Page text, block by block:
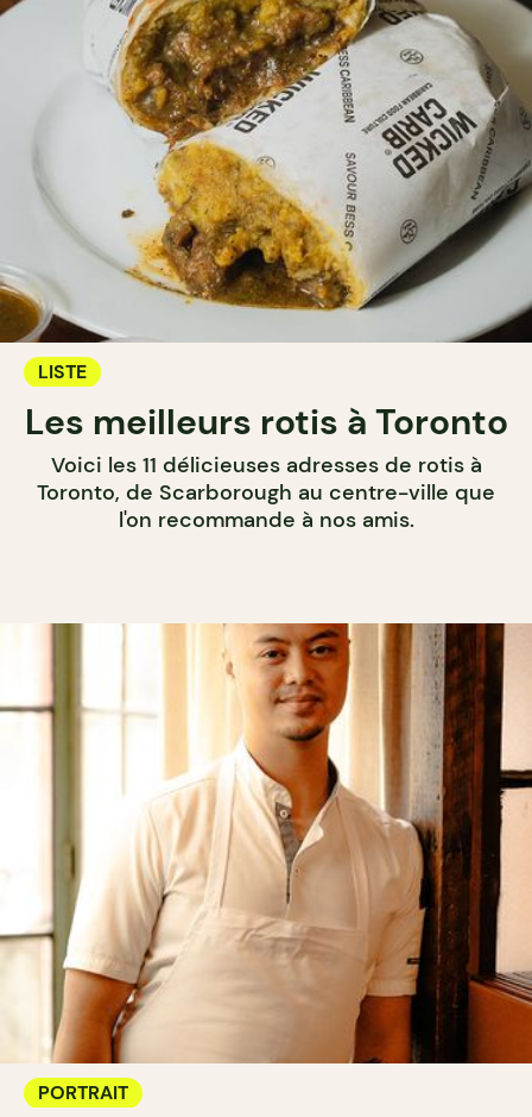
LISTE
Les meilleurs rotis à Toronto
Voici les 11 délicieuses adresses de rotis à
Toronto, de Scarborough au centre-ville que
l'on recommande à nos amis.
PORTRAIT